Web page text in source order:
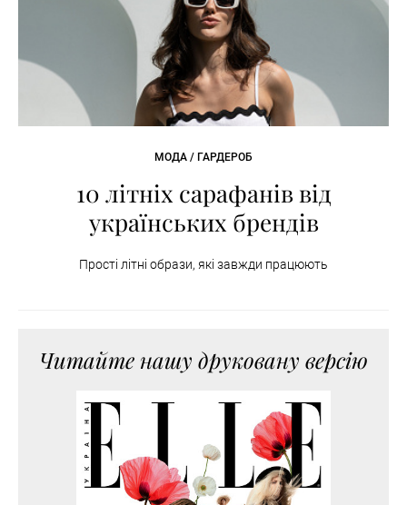
МОДА / ГАРДЕРОБ
10 літніх сарафанів від
українських брендів
Прості літні образи, які завжди працюють
Читайте нашу друковану версію